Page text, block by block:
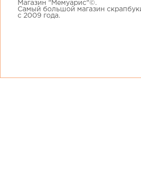
Магазин "Мемуарис"©.
Самый большой магазин
с 2009 года.